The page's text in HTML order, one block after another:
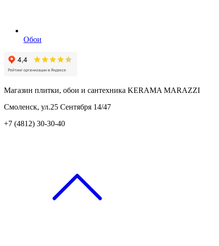
Обои
Магазин плитки, обои и сантехника KERAMA MARAZZI
Смоленск, ул.25 Сентября 14/47
+7 (4812) 30-30-40